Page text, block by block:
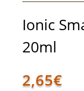
Ionic
20ml
2,65€